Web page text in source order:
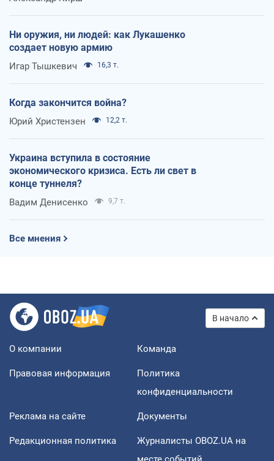
Ни оружия, ни людей: как Лукашенко
создает новую армию
Игар Тышкевич 16,3 т.
Когда закончится война?
Юрий Христензен 12,2 т.
Украина вступила в состояние
экономического кризиса. Есть ли свет в
конце туннеля?
Вадим Денисенко 9,7 т.
Все мнения
В начало
О компании Команда
Правовая информация
Политика
конфиденциальности
Реклама на сайте Документы
Редакционная политика
Журналисты OBOZ.UA на